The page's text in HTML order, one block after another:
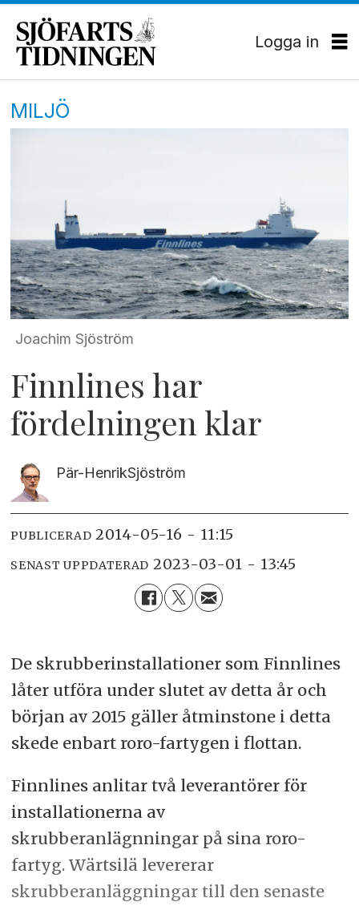
Logga in
MILJÖ
Joachim Sjöström
Finnlines har
fördelningen klar
Pär-HenrikSjöström
PUBLICERAD 2014-05-16 - 11:15
SENAST UPPDATERAD 2023-03-01 - 13:45
De skrubberinstallationer som Finnlines
låter utföra under slutet av detta år och
början av 2015 gäller åtminstone i detta
skede enbart roro-fartygen i flottan.
Finnlines anlitar två leverantörer för
installationerna av
skrubberanlägnningar på sina roro-
fartyg. Wärtsilä levererar
skrubberanläggningar till den senaste